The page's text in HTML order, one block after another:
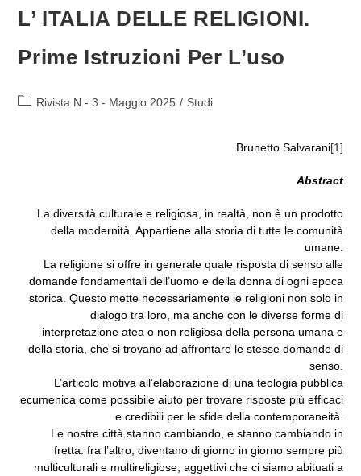
L’ ITALIA DELLE RELIGIONI.
Prime Istruzioni Per L’uso
Categoria
Rivista N - 3 - Maggio 2025 / Studi
Brunetto Salvarani[1]
Abstract
La diversità culturale e religiosa, in realtà, non è un prodotto
della modernità. Appartiene alla storia di tutte le comunità
umane.
La religione si offre in generale quale risposta di senso alle
domande fondamentali dell’uomo e della donna di ogni epoca
storica. Questo mette necessariamente le religioni non solo in
dialogo tra loro, ma anche con le diverse forme di
interpretazione atea o non religiosa della persona umana e
della storia, che si trovano ad affrontare le stesse domande di
senso.
L’articolo motiva all’elaborazione di una teologia pubblica
ecumenica come possibile aiuto per trovare risposte più efficaci
e credibili per le sfide della contemporaneità.
Le nostre città stanno cambiando, e stanno cambiando in
fretta: fra l’altro, diventano di giorno in giorno sempre più
multiculturali e multireligiose, aggettivi che ci siamo abituati a